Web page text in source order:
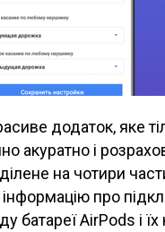
додаток, яке
акуратно і
на чотири
про
батареї AirPods і їх